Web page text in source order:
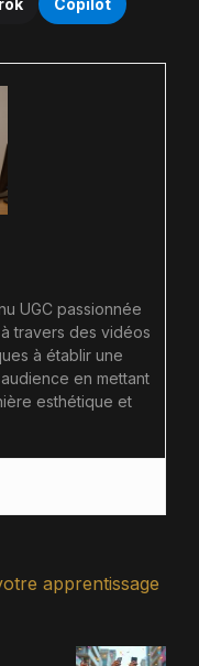
UGC passionnée
travers des vidéos
à établir une
en mettant
esthétique et
apprentissage